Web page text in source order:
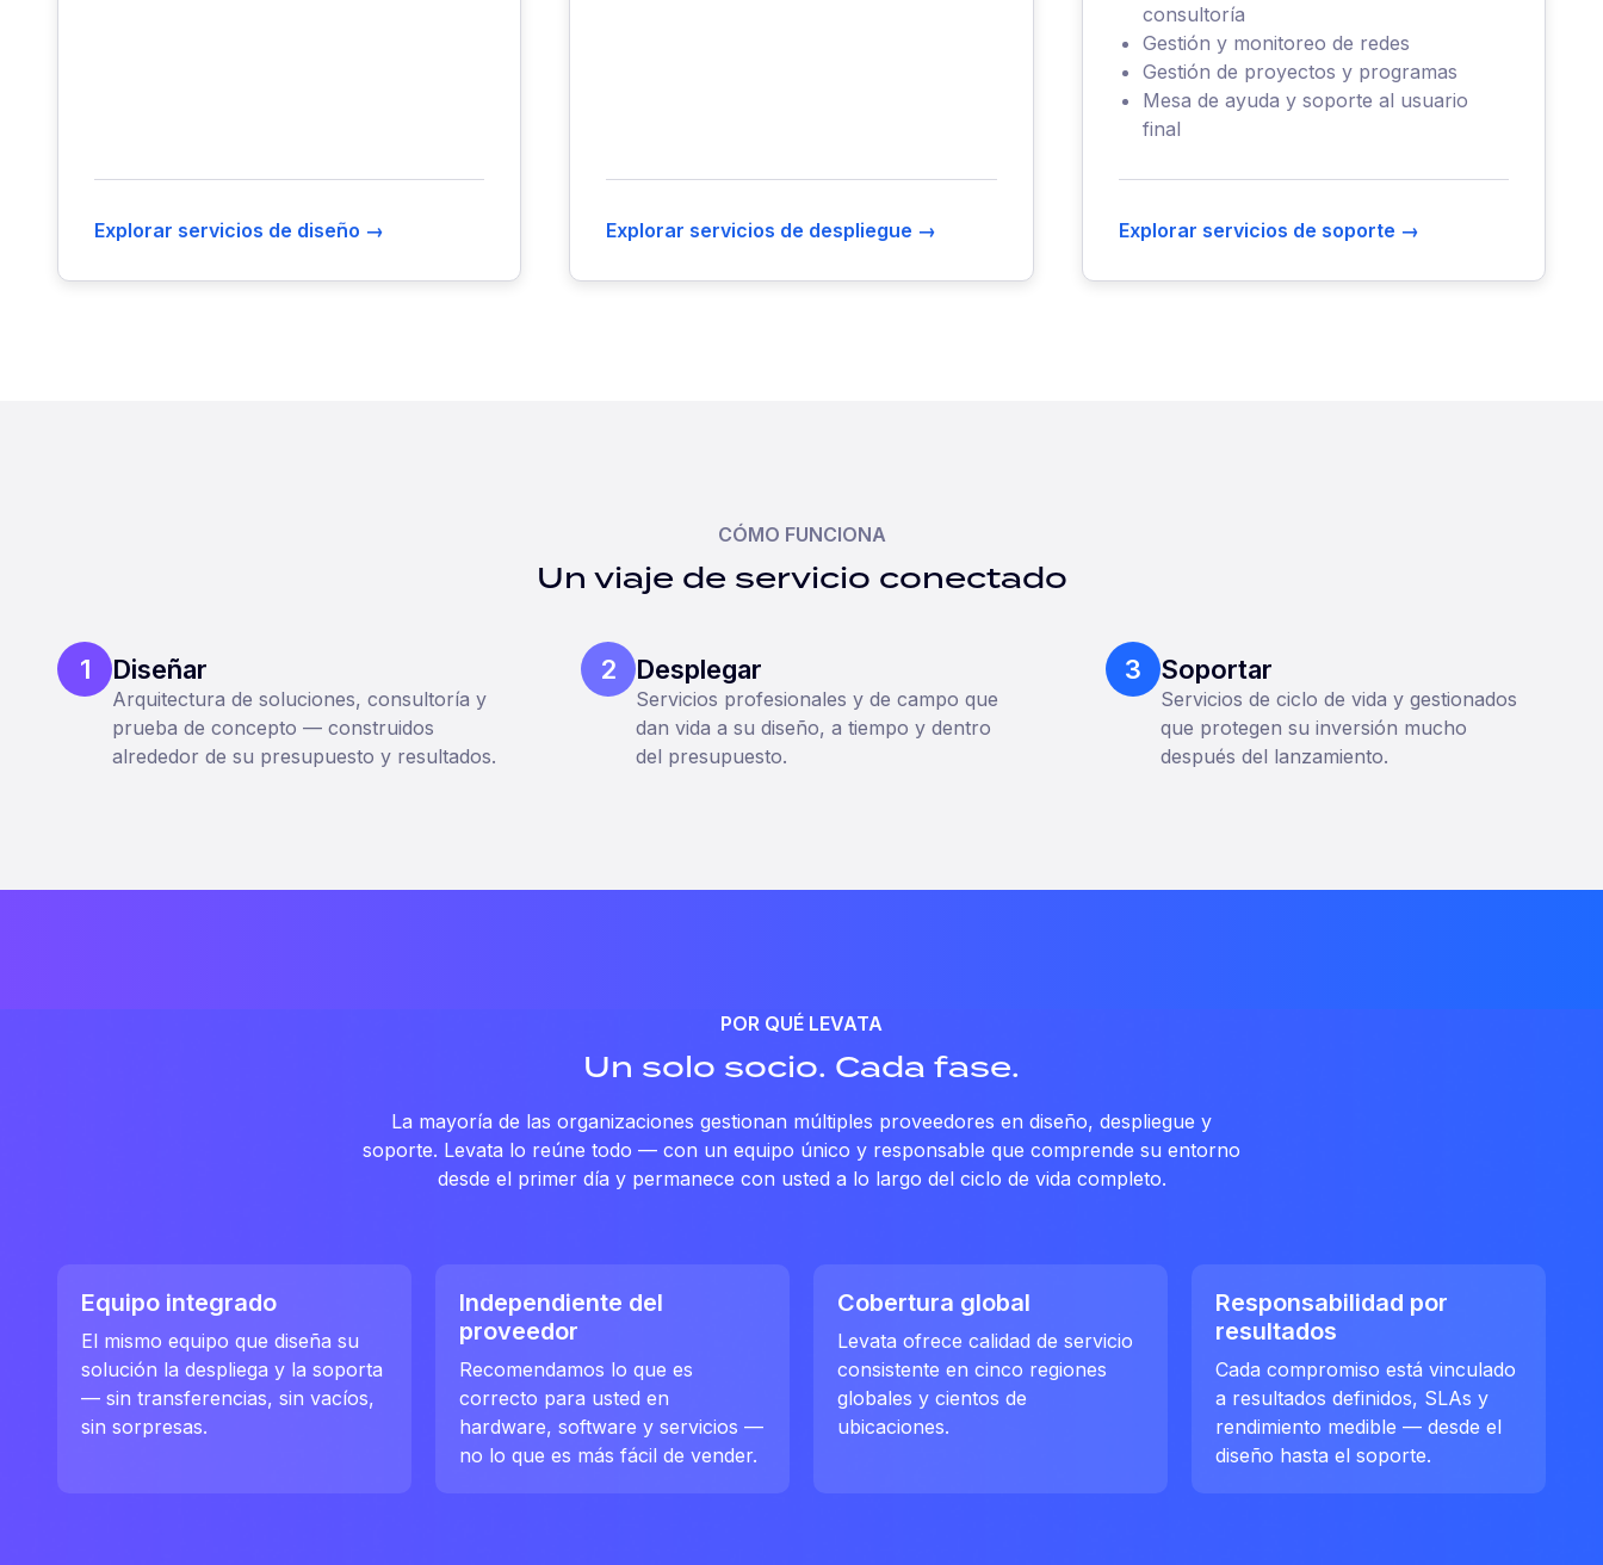
Explorar servicios de diseño → Explorar servicios de despliegue →
consultoría
Gestión y monitoreo de redes
Gestión de proyectos y programas
Mesa de ayuda y soporte al usuario
final
Explorar servicios de soporte →
CÓMO FUNCIONA
Un viaje de servicio conectado
1 Diseñar
Arquitectura de soluciones, consultoría y
prueba de concepto — construidos
alrededor de su presupuesto y resultados.
2 Desplegar
Servicios profesionales y de campo que
dan vida a su diseño, a tiempo y dentro
del presupuesto.
3 Soportar
Servicios de ciclo de vida y gestionados
que protegen su inversión mucho
después del lanzamiento.
POR QUÉ LEVATA
Un solo socio. Cada fase.
La mayoría de las organizaciones gestionan múltiples proveedores en diseño, despliegue y
soporte. Levata lo reúne todo — con un equipo único y responsable que comprende su entorno
desde el primer día y permanece con usted a lo largo del ciclo de vida completo.
Equipo integrado
El mismo equipo que diseña su
solución la despliega y la soporta
— sin transferencias, sin vacíos,
sin sorpresas.
Independiente del
proveedor
Recomendamos lo que es
correcto para usted en
hardware, software y servicios —
no lo que es más fácil de vender.
Cobertura global
Levata ofrece calidad de servicio
consistente en cinco regiones
globales y cientos de
ubicaciones.
Responsabilidad por
resultados
Cada compromiso está vinculado
a resultados definidos, SLAs y
rendimiento medible — desde el
diseño hasta el soporte.